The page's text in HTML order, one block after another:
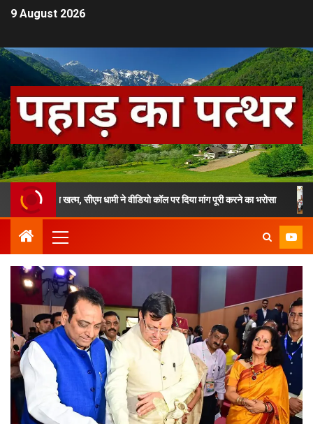
9 August 2026
खत्म, सीएम धामी ने वीडियो कॉल पर दिया मांग पूरी करने का भरोसा